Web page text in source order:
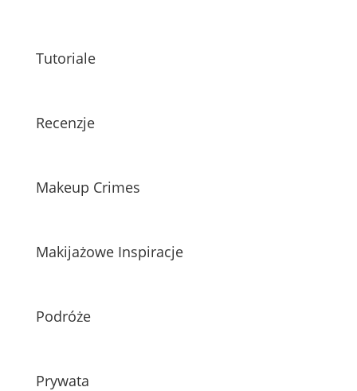
Tutoriale
Recenzje
Makeup Crimes
Makijażowe Inspiracje
Podróże
Prywata